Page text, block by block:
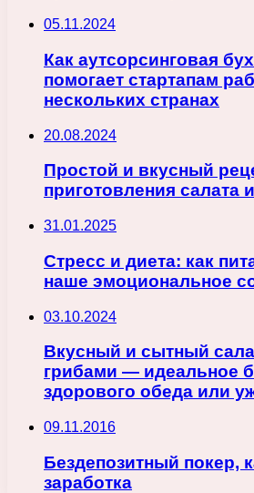
05.11.2024
Как аутсорсинговая
помогает стартапам
нескольких странах
20.08.2024
Простой и вкусный
приготовления салата
31.01.2025
Стресс и диета: как
наше эмоциональное
03.10.2024
Вкусный и сытный
грибами — идеальное
здорового обеда или
09.11.2016
Бездепозитный покер,
заработка